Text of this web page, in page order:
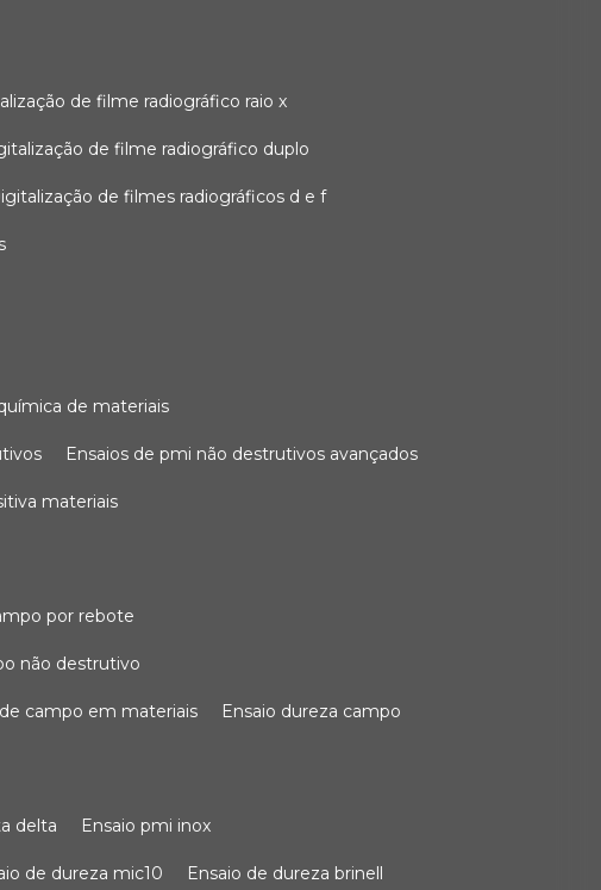
de filme radiográfico raio x
de filme radiográfico duplo
digitalização de filmes radiográficos d e f
de materiais
ensaios de pmi não destrutivos avançados
materiais
por rebote
não destrutivo
de campo em materiais ensaio dureza campo
delta ensaio pmi inox
de dureza mic10 ensaio de dureza brinell